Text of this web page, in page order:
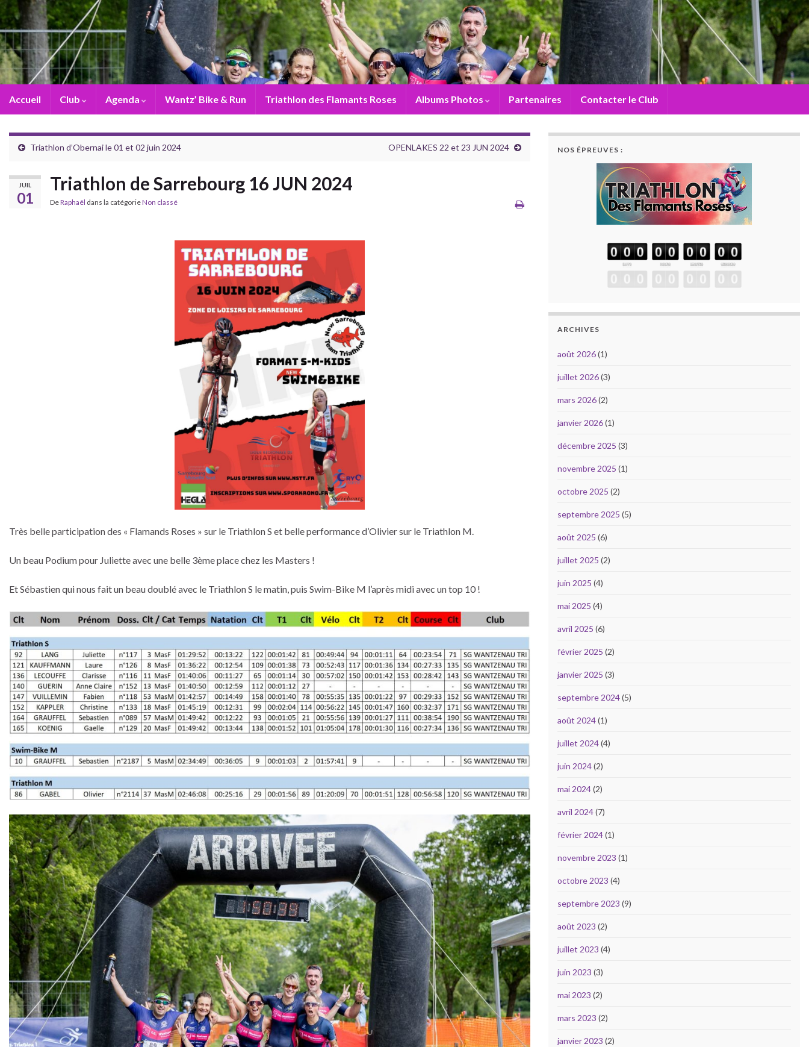
Accueil Club Agenda Wantz’ Bike & Run Triathlon des Flamants Roses Albums Photos Partenaires Contacter le Club
Triathlon d’Obernai le 01 et 02 juin 2024 OPENLAKES 22 et 23 JUN 2024
JUIL
01
Triathlon de Sarrebourg 16 JUN 2024
DeRaphaël dans la catégorieNon classé
Très belle participation des « Flamands Roses » sur le Triathlon S et belle performance d’Olivier sur le Triathlon M.
Un beau Podium pour Juliette avec une belle 3ème place chez les Masters !
Et Sébastien qui nous fait un beau doublé avec le Triathlon S le matin, puis Swim-Bike M l’après midi avec un top 10 !
NOS ÉPREUVES :
ARCHIVES
août 2026(1)
juillet 2026(3)
mars 2026(2)
janvier 2026(1)
décembre 2025 (3)
novembre 2025 (1)
octobre 2025 (2)
septembre 2025 (5)
août 2025 (6)
juillet 2025 (2)
juin 2025 (4)
mai 2025 (4)
avril 2025 (6)
février 2025 (2)
janvier 2025 (3)
septembre 2024(5)
août 2024(1)
juillet 2024(4)
juin 2024(2)
mai 2024(2)
avril 2024(7)
février 2024(1)
novembre 2023 (1)
octobre 2023 (4)
septembre 2023 (9)
août 2023 (2)
juillet 2023 (4)
juin 2023 (3)
mai 2023 (2)
mars 2023 (2)
janvier 2023 (2)